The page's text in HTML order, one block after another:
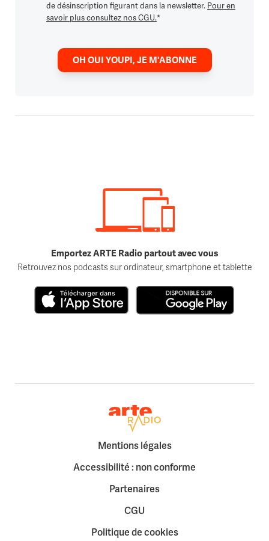
de désinscription figurant dans la newsletter. Pour en
savoir plus consultez nos CGU.*
OH OUI YOUPI, JE M'ABONNE
Emportez ARTE Radio partout avec vous
Retrouvez nos podcasts sur ordinateur, smartphone et tablette
Retour à la page d'accueil
Mentions légales
Accessibilité : non conforme
Partenaires
CGU
Politique de cookies